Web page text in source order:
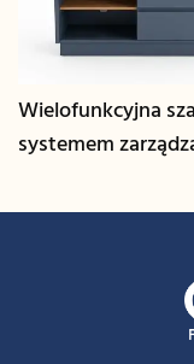
Wielofunkcyjna
systemem